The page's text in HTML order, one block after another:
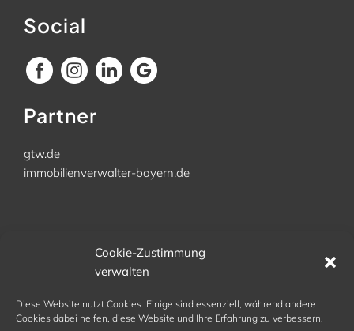
Cookie-Zustimmung
verwalten
Diese Website nutzt Cookies. Einige sind essenziell, während andere
Cookies dabei helfen, diese Website und Ihre Erfahrung zu verbessern.
Social
Partner
gtw.de
immobilienverwalter-bayern.de
Kellerhausweg 11
Tel. 08686 9842 972